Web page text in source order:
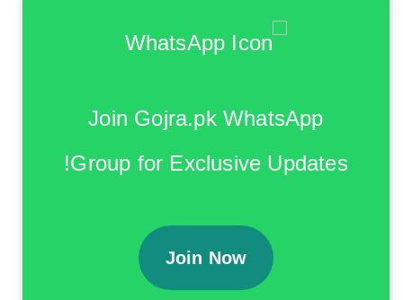
Join Gojra.pk WhatsApp
Group for Exclusive Updates!
Join Now